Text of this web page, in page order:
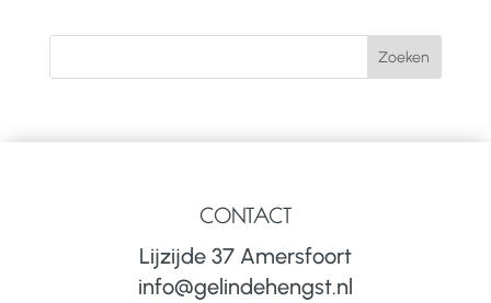
CONTACT
Lijzijde 37 Amersfoort
info@gelindehengst.nl